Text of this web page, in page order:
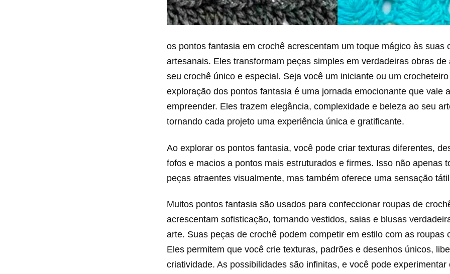
os pontos fantasia em crochê acrescentam um toque mágico às suas
artesanais. Eles transformam peças simples em verdadeiras obras de
seu crochê único e especial. Seja você um iniciante ou um
exploração dos pontos fantasia é uma jornada emocionante que vale
empreender. Eles trazem elegância, complexidade e beleza ao seu
tornando cada projeto uma experiência única e gratificante.
Ao explorar os pontos fantasia, você pode criar texturas diferentes,
fofos e macios a pontos mais estruturados e firmes. Isso não apenas
peças atraentes visualmente, mas também oferece uma sensação
Muitos pontos fantasia são usados para confeccionar roupas de
acrescentam sofisticação, tornando vestidos, saias e blusas
arte. Suas peças de crochê podem competir em estilo com as roupas
Eles permitem que você crie texturas, padrões e desenhos únicos,
criatividade. As possibilidades são infinitas, e você pode experimentar